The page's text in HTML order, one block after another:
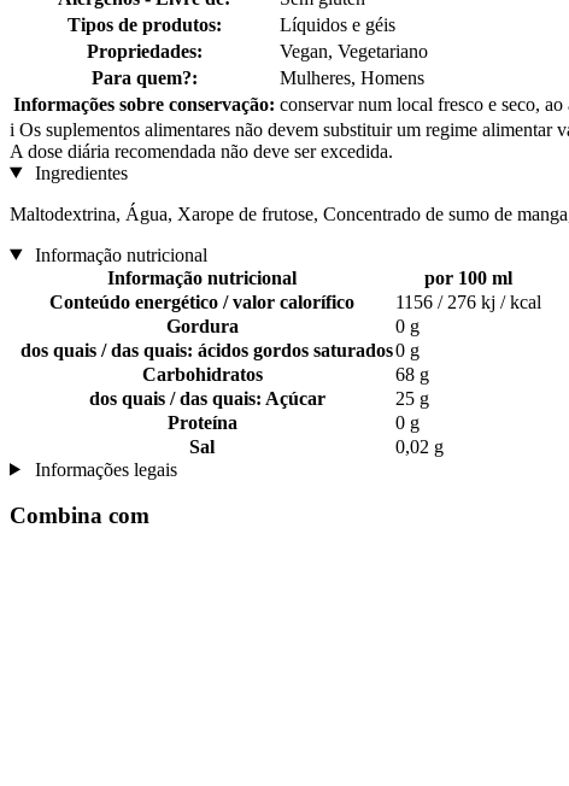
Tipos de produtos:
Líquidos e géis
Propriedades:
Vegan, Vegetariano
Para quem?:
Mulheres, Homens
Informações sobre conservação: conservar num local fresco e seco,
i Os suplementos alimentares não devem substituir um regime alimentar
A dose diária recomendada não deve ser excedida.
Ingredientes
Maltodextrina, Água, Xarope de frutose, Concentrado de sumo de
Informação nutricional
Informação nutricional
por 100 ml
Conteúdo energético / valor calorífico
1156 / 276 kj / kcal
Gordura
0 g
dos quais / das quais: ácidos gordos saturados0 g
Carbohidratos
68 g
dos quais / das quais: Açúcar
25 g
Proteína
0 g
Sal
0,02 g
Informações legais
Combina com